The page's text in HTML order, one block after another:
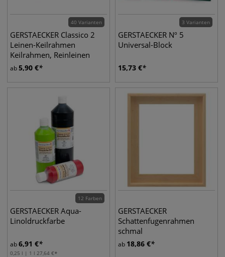
40 Varianten
GERSTAECKER Classico 2
Leinen-Keilrahmen
Keilrahmen, Reinleinen
ab5,90 €
3 Varianten
GERSTAECKER Nº 5
Universal-Block
15,73 €
12 Farben
GERSTAECKER Aqua-
Linoldruckfarbe
ab6,91 €
0,25 l | 1 l 27,64 €
GERSTAECKER
Schattenfugenrahmen
schmal
ab 18,86 €